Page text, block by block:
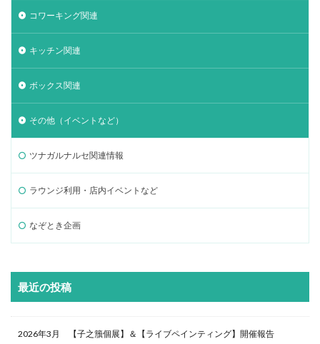
コワーキング関連
キッチン関連
ボックス関連
その他（イベントなど）
ツナガルナルセ関連情報
ラウンジ利用・店内イベントなど
なぞとき企画
最近の投稿
2026年3月 【子之籏個展】＆【ライブペインティング】開催報告